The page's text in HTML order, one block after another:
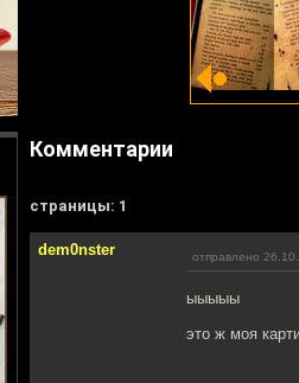
Комментарии
cтраницы: 1
dem0nster отправлено
ыыыыы
это ж моя